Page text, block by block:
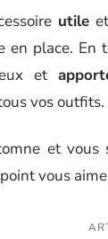
utileet
en place. En
et
vos outfits.
et vous
vous